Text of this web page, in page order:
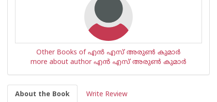
Other Books of എന്‍ എസ് അരുണ്‍ കുമാര്‍
more about author എന്‍ എസ് അരുണ്‍ കുമാര്‍
About the Book Write Review